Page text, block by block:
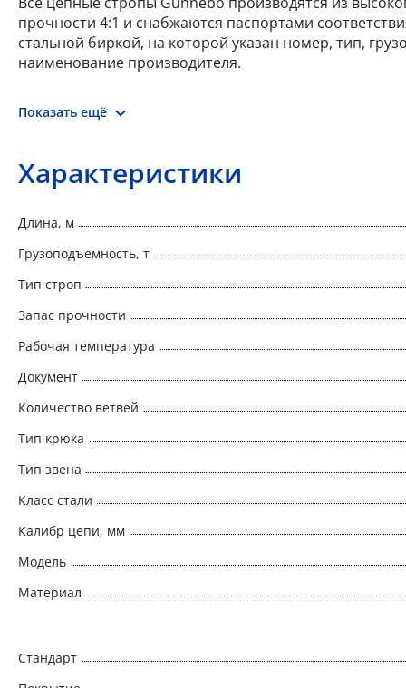
прочности 4:1 и снабжаются паспортами
стальной биркой, на которой указан номер, тип,
наименование производителя.
Показать ещё
Характеристики
Длина, м
Грузоподъемность, т
Тип строп
Запас прочности
Рабочая температура
Документ
Количество ветвей
Тип крюка
Тип звена
Класс стали
Калибр цепи, мм
Модель
Материал
Стандарт